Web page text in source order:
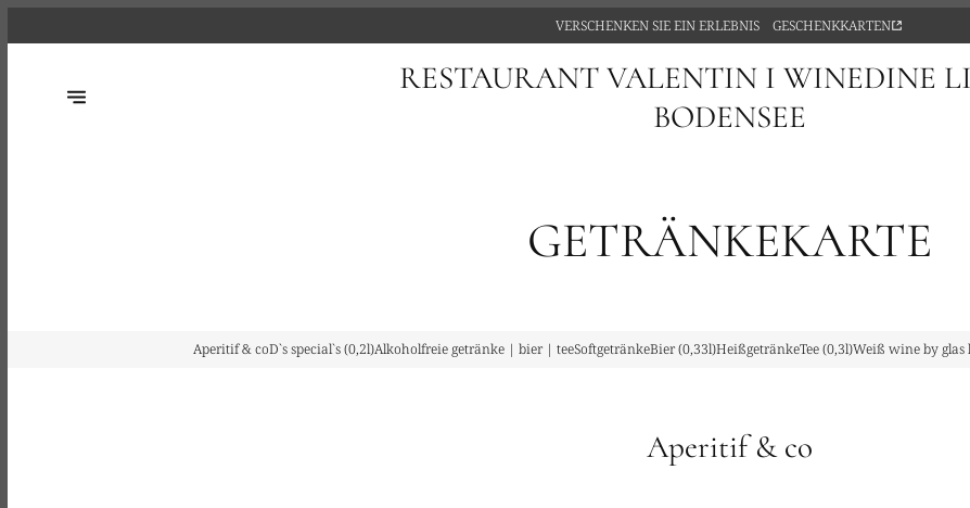
VERSCHENKEN SIE EIN ERLEBNIS GESCHENKKARTEN
RESTAURANT VALENTIN I WINEDINE
BODENSEE
GETRÄNKEKARTE
Aperitif & coD`s special`s (0,2l)Alkoholfreie getränke | bier | teeSoftgetränkeBier (0,33l)HeißgetränkeTee (0,3l)Weiß wine by glas
Aperitif & co